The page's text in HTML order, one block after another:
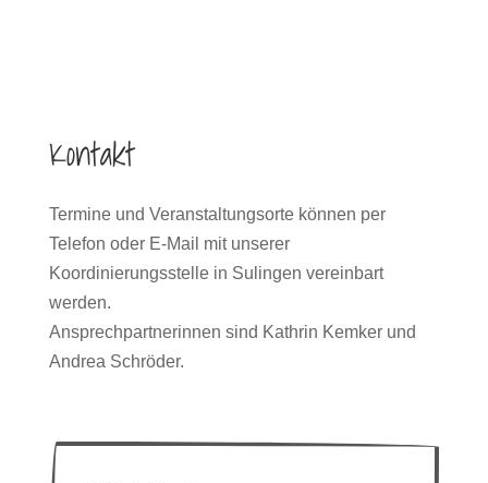
Kontakt
Termine und Veranstaltungsorte können per
Telefon oder E-Mail mit unserer
Koordinierungsstelle in Sulingen vereinbart
werden.
Ansprechpartnerinnen sind Kathrin Kemker und
Andrea Schröder.